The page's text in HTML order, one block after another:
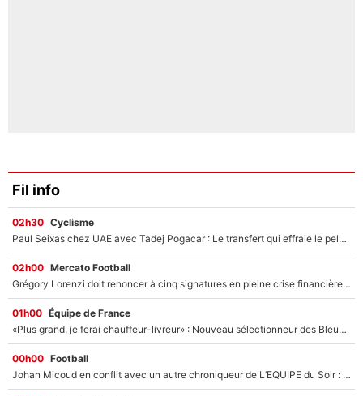
Fil info
02h30 Cyclisme
Paul Seixas chez UAE avec Tadej Pogacar : Le transfert qui effraie le peloton, «c’est la pire des choses qui puisse arriver»
02h00 Mercato Football
Grégory Lorenzi doit renoncer à cinq signatures en pleine crise financière : L’IA propose sept noms à l’OM pour un mercato réussi... à seulement 5M€ !
01h00 Équipe de France
«Plus grand, je ferai chauffeur-livreur» : Nouveau sélectionneur des Bleus, Zinédine Zidane s’était imaginé un avenir très différent lorsqu'il était enfant
00h00 Football
Johan Micoud en conflit avec un autre chroniqueur de L’EQUIPE du Soir : «Pendant un moment, je ne les ai pas remis ensemble dans l'émission»